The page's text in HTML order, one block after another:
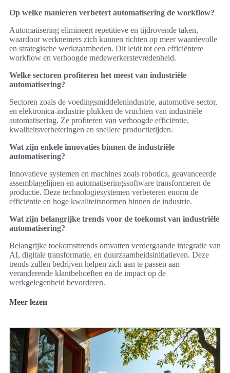
Op welke manieren verbetert automatisering de workflow?
Automatisering elimineert repetitieve en tijdrovende taken,
waardoor werknemers zich kunnen richten op meer waardevolle
en strategische werkzaamheden. Dit leidt tot een efficiëntere
workflow en verhoogde medewerkerstevredenheid.
Welke sectoren profiteren het meest van industriële
automatisering?
Sectoren zoals de voedingsmiddelenindustrie, automotive sector,
en elektronica-industrie plukken de vruchten van industriële
automatisering. Ze profiteren van verhoogde efficiëntie,
kwaliteitsverbeteringen en snellere productietijden.
Wat zijn enkele innovaties binnen de industriële
automatisering?
Innovatieve systemen en machines zoals robotica, geavanceerde
assemblagelijnen en automatiseringssoftware transformeren de
productie. Deze technologiesystemen verbeteren enorm de
efficiëntie en hoge kwaliteitsnormen binnen de industrie.
Wat zijn belangrijke trends voor de toekomst van industriële
automatisering?
Belangrijke toekomsttrends omvatten verdergaande integratie van
AI, digitale transformatie, en duurzaamheidsinitiatieven. Deze
trends zullen bedrijven helpen zich aan te passen aan
veranderende klantbehoeften en de impact op de
werkgelegenheid bevorderen.
Meer lezen